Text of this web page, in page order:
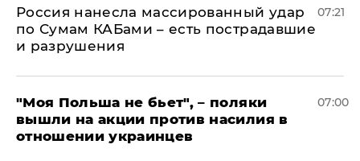
Россия нанесла массированный удар
по Сумам КАБами – есть пострадавшие
и разрушения
07:21
"Моя Польша не бьет", – поляки
вышли на акции против насилия в
отношении украинцев
07:00